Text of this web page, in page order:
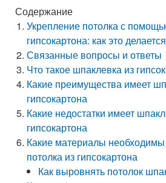
Содержание
Укрепление потолка с
гипсокартона: как это делается
Связанные вопросы и ответы
Что такое шпаклевка из
Какие преимущества имеет
гипсокартона
Какие недостатки имеет
гипсокартона
Какие материалы
потолка из гипсокартона
Как выровнять потолок